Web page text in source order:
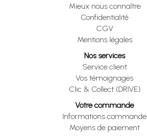
Mieux nous connaître
Confidentialité
CGV
Mentions légales
Nos services
Service client
Vos témoignages
Clic & Collect (DRIVE)
Votre commande
Informations commande
Moyens de paiement